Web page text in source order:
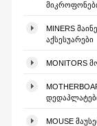
MINERS
ᲐᲥᲡᲔᲡᲣᲐᲠᲔᲑᲘ
MONITORS
MOUSE